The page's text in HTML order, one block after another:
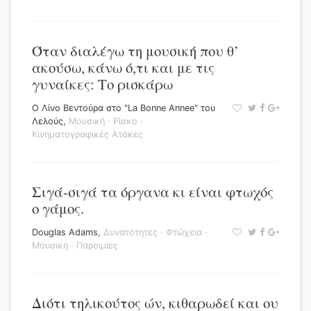
Όταν διαλέγω τη μουσική που θ’
ακούσω, κάνω ό,τι και με τις
γυναίκες: Το ρισκάρω
Ο Λίνο Βεντούρα στο "La Bonne Annee" του
Λελούς, Μουσική · Ρίσκο ·
Κινηματογραφικές Ατάκες
Σιγά-σιγά τα όργανα κι είναι φτωχός
ο γάμος.
Douglas Adams, Δυνατότητες · Φτώχεια ·
Μουσική · Παροιμίες
Διότι τηλικούτος ών, κιθαρωδεί και ου